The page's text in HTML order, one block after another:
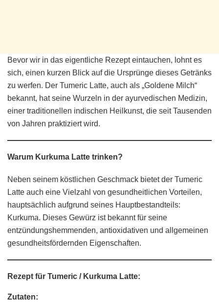
Bevor wir in das eigentliche Rezept eintauchen, lohnt es
sich, einen kurzen Blick auf die Ursprünge dieses Getränks
zu werfen. Der Tumeric Latte, auch als „Goldene Milch“
bekannt, hat seine Wurzeln in der ayurvedischen Medizin,
einer traditionellen indischen Heilkunst, die seit Tausenden
von Jahren praktiziert wird.
Warum Kurkuma Latte trinken?
Neben seinem köstlichen Geschmack bietet der Tumeric
Latte auch eine Vielzahl von gesundheitlichen Vorteilen,
hauptsächlich aufgrund seines Hauptbestandteils:
Kurkuma. Dieses Gewürz ist bekannt für seine
entzündungshemmenden, antioxidativen und allgemeinen
gesundheitsfördernden Eigenschaften.
Rezept für Tumeric / Kurkuma Latte:
Zutaten: